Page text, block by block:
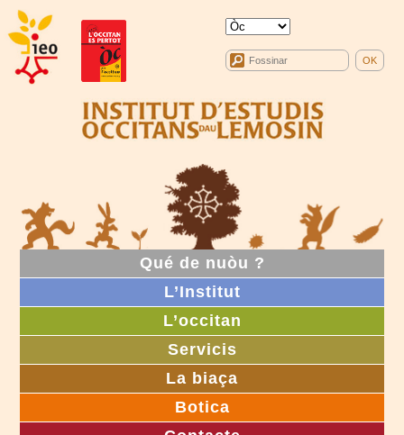
Qué de nuòu ?
L’Institut
L’occitan
Servicis
La biaça
Botica